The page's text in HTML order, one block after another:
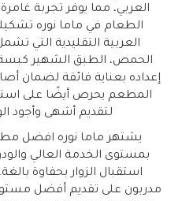
العربي، مما يوفر تجربة
الطعام في ماما نوره
العربية التقليدية التي
الحمص، الطبق الشهير
إعداده بعناية فائقة لضمان
المطعم يحرص أيضًا على
لتقديم أشهى وأجود
يشتهر ماما نوره افضل
بمستوى الخدمة العالي
استقبال الزوار بحفاوة
مدربون على تقديم أفضل